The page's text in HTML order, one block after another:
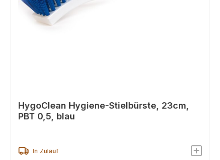
HygoClean Hygiene-Stielbürste, 23cm,
PBT 0,5, blau
In Zulauf